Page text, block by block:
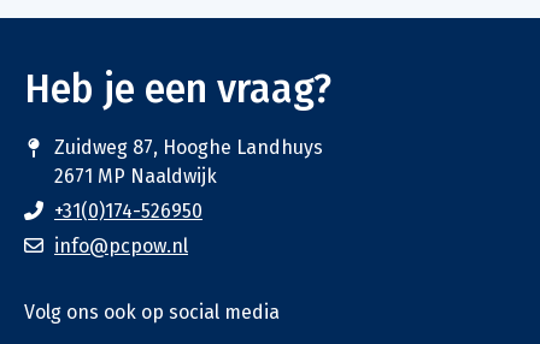
Heb je een vraag?
Zuidweg 87, Hooghe Landhuys
2671 MP Naaldwijk
+31(0)174-526950
info@pcpow.nl
Volg ons ook op social media